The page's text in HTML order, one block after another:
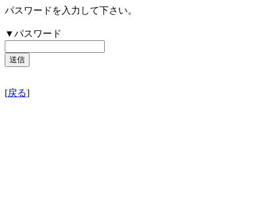
パスワードを入力して下さい。
▼パスワード
[戻る]